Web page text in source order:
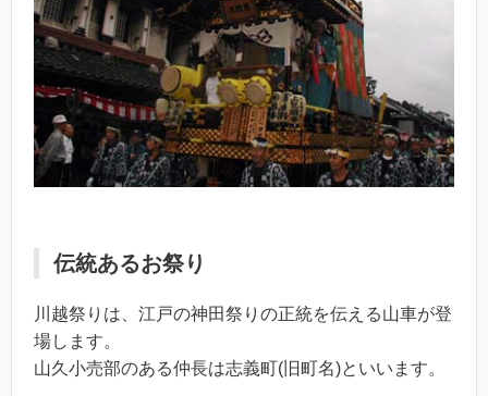
伝統あるお祭り
川越祭りは、江戸の神田祭りの正統を伝える山車が登
場します。
山久小売部のある仲長は志義町(旧町名)といいます。